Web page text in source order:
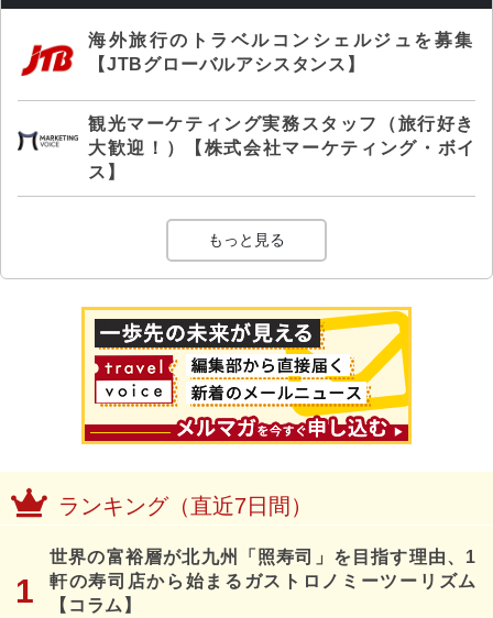
海外旅行のトラベルコンシェルジュを募集
【JTBグローバルアシスタンス】
観光マーケティング実務スタッフ（旅行好き
大歓迎！）【株式会社マーケティング・ボイ
ス】
もっと見る
ランキング（直近7日間）
世界の富裕層が北九州「照寿司」を目指す理由、1
軒の寿司店から始まるガストロノミーツーリズム
【コラム】